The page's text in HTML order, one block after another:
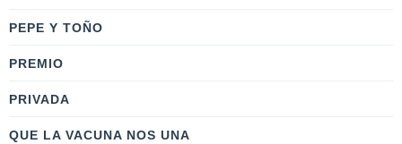
PEPE Y TOÑO
PREMIO
PRIVADA
QUE LA VACUNA NOS UNA